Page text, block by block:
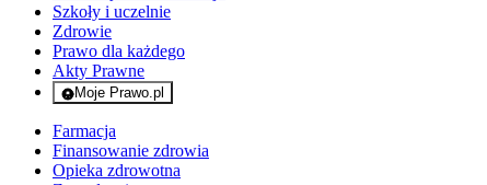
Szkoły i uczelnie
Zdrowie
Prawo dla każdego
Akty Prawne
Moje Prawo.pl
- rejestracja i logowanie do serwisu
Farmacja
Finansowanie zdrowia
Opieka zdrowotna